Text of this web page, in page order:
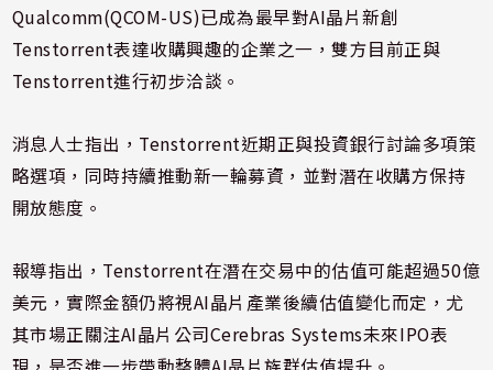
Qualcomm(QCOM-US)已成為最早對AI晶片新創
Tenstorrent表達收購興趣的企業之一，雙方目前正與
Tenstorrent進行初步洽談。
消息人士指出，Tenstorrent近期正與投資銀行討論多項策
略選項，同時持續推動新一輪募資，並對潛在收購方保持
開放態度。
報導指出，Tenstorrent在潛在交易中的估值可能超過50億
美元，實際金額仍將視AI晶片產業後續估值變化而定，尤
其市場正關注AI晶片公司Cerebras Systems未來IPO表